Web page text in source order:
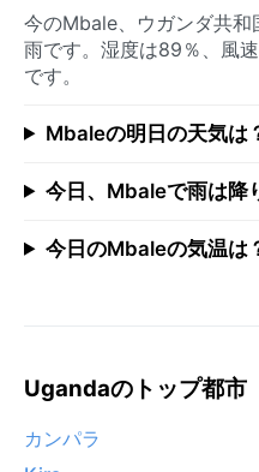
今のMbale、ウガンダ共和
雨です。湿度は89％、風
です。
Mbaleの明日の天気は
今日、Mbaleで雨は降
今日のMbaleの気温は
Ugandaのトップ都市
カンパラ